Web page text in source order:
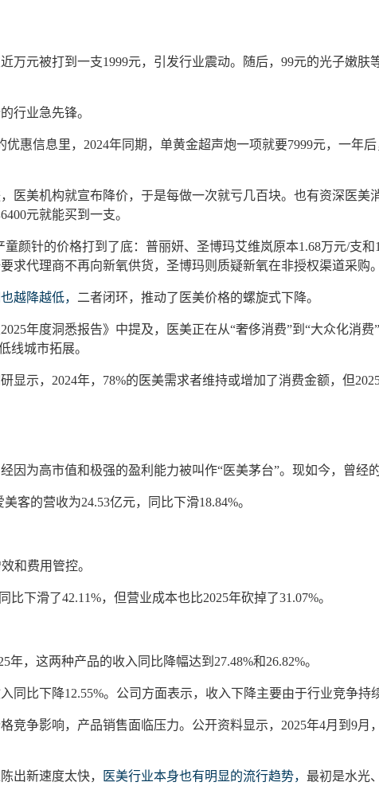
万元被打到一支1999元，引发行业震动。随后，99元的光子嫩肤
行业急先锋。
惠信息里， 2024年同期，单黄金超声炮一项就要7999元，一年
医美机构就宣布降价，于是每做一次就亏几百块。也有资深医美
元就能买到一支。
童颜针的价格打到了底：普丽妍、 圣博玛艾维岚原本1.68万元/支
要求代理商不再向新氧供货， 圣博玛则质疑新氧在非授权渠道采购。
越降越低， 二者闭环，推动了医美价格的螺旋式下降。
2025年度洞悉报告》中提及，医美正在从“奢侈消费”到“大众化消
线城市拓展。
显示， 2024年，78%的医美需求者维持或增加了消费金额，但
因为高市值和极强的盈利能力被叫作“医美茅台”。现如今，曾经
客的营收为24.53亿元，同比下滑18.84%。
效和费用管控。
同比下滑了42.11%，但营业成本也比2025年砍掉了31.07%。
年，这两种产品的收入同比降幅达到 27.48%和26.82%。
同比下降12.55%。 公司方面表示， 收入下降主要由于行业竞争持
竞争影响，产品销售面临压力。公开资料显示， 2025年4月到9月
出新速度太快， 医美行业本身也有明显的流行趋势， 最初是水光